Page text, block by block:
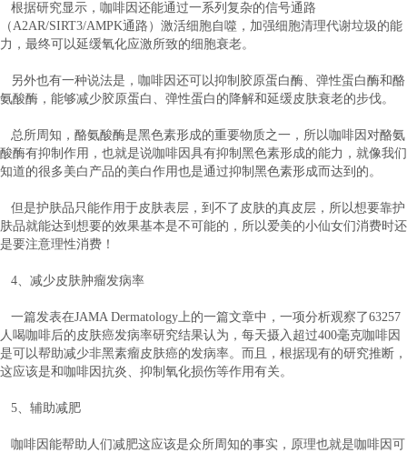
根据研究显示，咖啡因还能通过一系列复杂的信号通路
（A2AR/SIRT3/AMPK通路）激活细胞自噬，加强细胞清理代谢垃圾的能
力，最终可以延缓氧化应激所致的细胞衰老。
另外也有一种说法是，咖啡因还可以抑制胶原蛋白酶、弹性蛋白酶和酪
氨酸酶，能够减少胶原蛋白、弹性蛋白的降解和延缓皮肤衰老的步伐。
总所周知，酪氨酸酶是黑色素形成的重要物质之一，所以咖啡因对酪氨
酸酶有抑制作用，也就是说咖啡因具有抑制黑色素形成的能力，就像我们
知道的很多美白产品的美白作用也是通过抑制黑色素形成而达到的。
但是护肤品只能作用于皮肤表层，到不了皮肤的真皮层，所以想要靠护
肤品就能达到想要的效果基本是不可能的，所以爱美的小仙女们消费时还
是要注意理性消费！
4、减少皮肤肿瘤发病率
一篇发表在JAMA Dermatology上的一篇文章中，一项分析观察了63257
人喝咖啡后的皮肤癌发病率研究结果认为，每天摄入超过400毫克咖啡因
是可以帮助减少非黑素瘤皮肤癌的发病率。而且，根据现有的研究推断，
这应该是和咖啡因抗炎、抑制氧化损伤等作用有关。
5、辅助减肥
咖啡因能帮助人们减肥这应该是众所周知的事实，原理也就是咖啡因可